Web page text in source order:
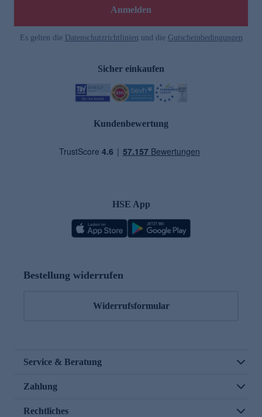
Anmelden
Es gelten die Datenschutzrichtlinien und die Gutscheinbedingungen
Sicher einkaufen
Kundenbewertung
HSE App
Bestellung widerrufen
Widerrufsformular
Service & Beratung
Zahlung
Rechtliches